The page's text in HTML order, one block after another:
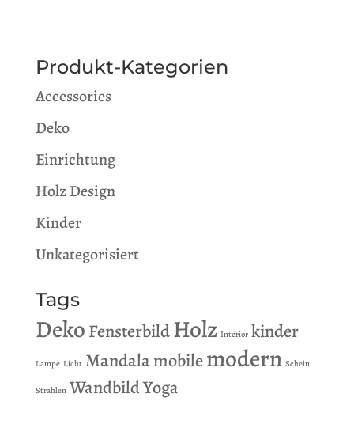
Produkt-Kategorien
Accessories
Deko
Einrichtung
Holz Design
Kinder
Unkategorisiert
Tags
DekoFensterbildHolz Interior kinder
Lampe Licht Mandalamobilemodern Schein
Strahlen WandbildYoga